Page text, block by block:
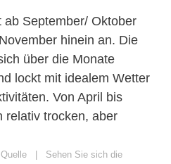
September/ Oktober
hinein an. Die
über die Monate
lockt mit idealem Wetter
Von April bis
relativ trocken, aber
Sehen Sie sich die